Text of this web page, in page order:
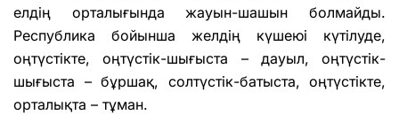
елдің орталығында жауын-шашын болмайды.
Республика бойынша желдің күшеюі күтілуде,
оңтүстікте, оңтүстік-шығыста – дауыл, оңтүстік-
шығыста – бұршақ, солтүстік-батыста, оңтүстікте,
орталықта – тұман.